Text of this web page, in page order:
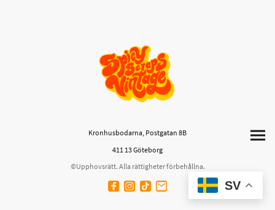
Kronhusbodarna, Postgatan 8B
411 13 Göteborg
©Upphovsrätt. Alla rättigheter förbehållna.
SV